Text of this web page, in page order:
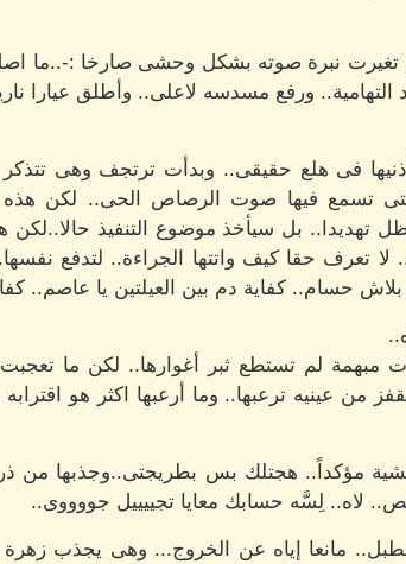
تغيرت نبرة صوته بشكل وحشى صارخا :-..ما
التهامية.. ورفع مسدسه لاعلى.. وأطلق عيارا
فى هلع حقيقى.. وبدأت ترتجف وهى تتذكر
تسمع فيها صوت الرصاص الحى.. لكن هذه
تهديدا.. بل سيأخذ موضوع التنفيذ
لا تعرف حقا كيف واتتها الجراءة.. لتدفع
حسام.. كفاية دم بين العيلتين يا عاصم..
مبهمة لم تستطع ثبر أغوارها.. لكن ما
من عينيه ترعبها.. وما أرعبها اكثر هو
مؤكداً.. هجتلك بس بطريجتى..وجذبها من
لاه.. لِسَّه حسابك معايا تجييييل جووووى..
مانعا إياه عن الخروج... وهى يجذب زهرة